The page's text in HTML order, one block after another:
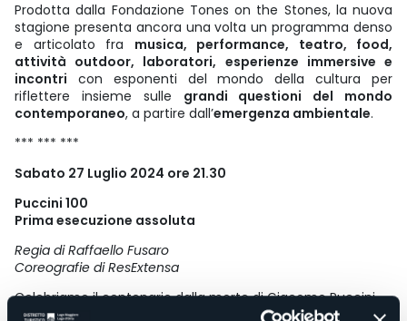
Prodotta dalla Fondazione Tones on the Stones, la nuova
stagione presenta ancora una volta un programma denso
e articolato fra musica, performance, teatro, food,
attività outdoor, laboratori, esperienze immersive e
incontri con esponenti del mondo della cultura per
riflettere insieme sulle grandi questioni del mondo
contemporaneo, a partire dall’emergenza ambientale.
*** *** ***
Sabato 27 Luglio 2024 ore 21.30
Puccini 100
Prima esecuzione assoluta
Regia di Raffaello Fusaro
Coreografie di ResExtensa
Celebriamo il centenario dalla morte di Giacomo Puccini
con una nuova ed esclusiva produzione, nel pieno stile